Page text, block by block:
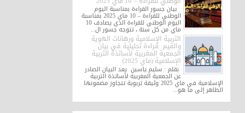
بيان جسور القراءة بمناسبة اليوم
الوطني للقراءة – 10 ماي 2025 بمناسبة
اليوم الوطني للقراءة الذي يصادف 10
ماي من كل سنة ، تتوجه جسور ال...
التربية الإسلامية ورهانات الهوية
والقيم: قراءة تحليلية في بيان
الجمعية المغربية لأساتذة التربية
الإسلامية (ماي 2025)
بقلم : سليم ياسين يعد البيان الصادر
عن الجمعية المغربية لأساتذة التربية
الإسلامية في ماي 2025 وثيقة تربوية تتجاوز مضمونها
الظاهر إلى ما هو...